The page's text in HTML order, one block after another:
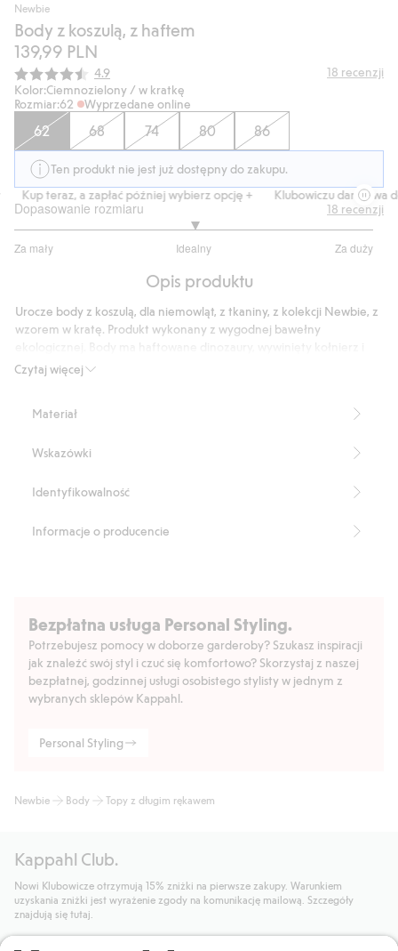
Newbie
Body z koszulą, z haftem
139,99 PLN
Średnia ocena:
4.9 18 recenzji
Kolor:Ciemnozielony / w kratkę
Rozmiar:62 Wyprzedane online
62 68 74 80 86
Ten produkt nie jest już dostępny do zakupu.
Kup teraz, a zapłać później wybierz opcję +
Klubowiczu darmowa
Dopasowanie rozmiaru
Za mały Idealny Za duży
na
15
głosów
18 recenzji
Opis produktu
Czytaj więcej
Urocze body z koszulą, dla niemowląt, z tkaniny, z kolekcji Newbie, z
wzorem w kratę. Produkt wykonany z wygodnej bawełny
guziki z przodu. Przyjemne w dotyku body dla niemowląt, z długimi
Numer artykułu
Materiał
Wskazówki
Identyfikowalność
Informacje o producencie
Bezpłatna usługa Personal Styling.
Potrzebujesz pomocy w doborze garderoby? Szukasz inspiracji
jak znaleźć swój styl i czuć się komfortowo? Skorzystaj z naszej
bezpłatnej, godzinnej usługi osobistego stylisty w jednym z
wybranych sklepów Kappahl.
Personal Styling
Newbie Body Topy z długim rękawem
Kappahl Club.
Nowi Klubowicze otrzymują 15% zniżki na pierwsze zakupy. Warunkiem
uzyskania zniżki jest wyrażenie zgody na komunikację mailową. Szczegóły
znajdują się tutaj.